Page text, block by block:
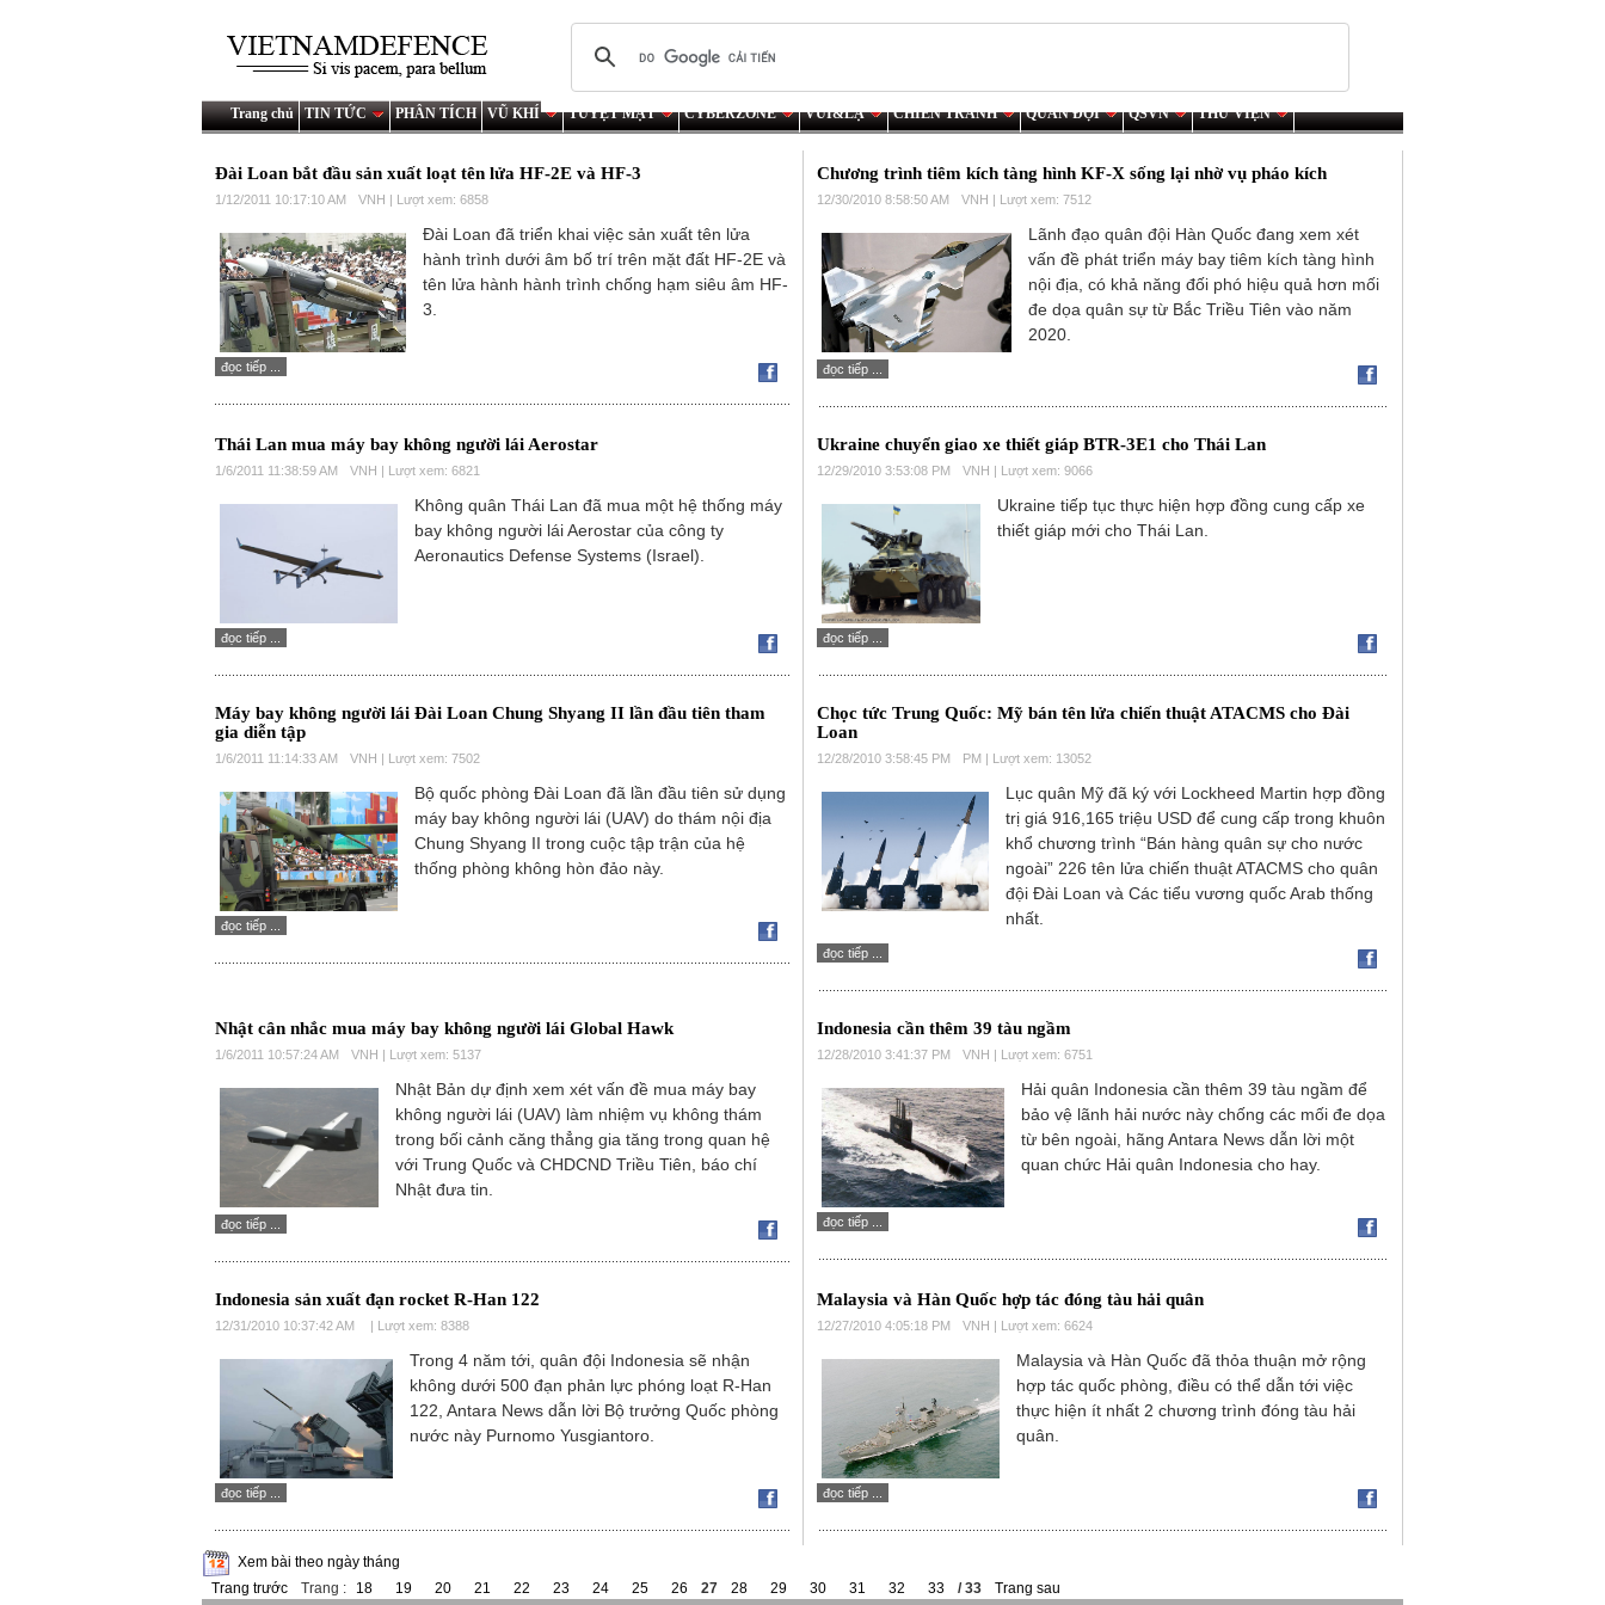
Trang chủ TIN TỨC PHÂN TÍCH VŨ KHÍ TUYỆT MẬT CYBERZONE VUI&LẠ CHIẾN TRANH QUÂN ĐỘI QSVN THƯ VIỆN
Đài Loan bắt đầu sản xuất loạt tên lửa HF-2E và HF-3
1/12/2011 10:17:10 AM VNH | Lượt xem: 6858
Đài Loan đã triển khai việc sản xuất tên lửa
hành trình dưới âm bố trí trên mặt đất HF-2E và
tên lửa hành hành trình chống hạm siêu âm HF-
3.
đọc tiếp ...
Chương trình tiêm kích tàng hình KF-X sống lại nhờ vụ pháo kích
12/30/2010 8:58:50 AM VNH | Lượt xem: 7512
Lãnh đạo quân đội Hàn Quốc đang xem xét
vấn đề phát triển máy bay tiêm kích tàng hình
nội địa, có khả năng đối phó hiệu quả hơn mối
đe dọa quân sự từ Bắc Triều Tiên vào năm
2020.
đọc tiếp ...
Thái Lan mua máy bay không người lái Aerostar
1/6/2011 11:38:59 AM VNH | Lượt xem: 6821
Không quân Thái Lan đã mua một hệ thống máy
bay không người lái Aerostar của công ty
Aeronautics Defense Systems (Israel).
đọc tiếp ...
Ukraine chuyển giao xe thiết giáp BTR-3E1 cho Thái Lan
12/29/2010 3:53:08 PM VNH | Lượt xem: 9066
Ukraine tiếp tục thực hiện hợp đồng cung cấp xe
thiết giáp mới cho Thái Lan.
đọc tiếp ...
Máy bay không người lái Đài Loan Chung Shyang II lần đầu tiên tham
gia diễn tập
1/6/2011 11:14:33 AM VNH | Lượt xem: 7502
Bộ quốc phòng Đài Loan đã lần đầu tiên sử dụng
máy bay không người lái (UAV) do thám nội địa
Chung Shyang II trong cuộc tập trận của hệ
thống phòng không hòn đảo này.
đọc tiếp ...
Chọc tức Trung Quốc: Mỹ bán tên lửa chiến thuật ATACMS cho Đài
Loan
12/28/2010 3:58:45 PM PM | Lượt xem: 13052
Lục quân Mỹ đã ký với Lockheed Martin hợp đồng
trị giá 916,165 triệu USD để cung cấp trong khuôn
khổ chương trình “Bán hàng quân sự cho nước
ngoài” 226 tên lửa chiến thuật ATACMS cho quân
đội Đài Loan và Các tiểu vương quốc Arab thống
nhất.
đọc tiếp ...
Nhật cân nhắc mua máy bay không người lái Global Hawk
1/6/2011 10:57:24 AM VNH | Lượt xem: 5137
Nhật Bản dự định xem xét vấn đề mua máy bay
không người lái (UAV) làm nhiệm vụ không thám
trong bối cảnh căng thẳng gia tăng trong quan hệ
với Trung Quốc và CHDCND Triều Tiên, báo chí
Nhật đưa tin.
đọc tiếp ...
Indonesia cần thêm 39 tàu ngầm
12/28/2010 3:41:37 PM VNH | Lượt xem: 6751
Hải quân Indonesia cần thêm 39 tàu ngầm để
bảo vệ lãnh hải nước này chống các mối đe dọa
từ bên ngoài, hãng Antara News dẫn lời một
quan chức Hải quân Indonesia cho hay.
đọc tiếp ...
Indonesia sản xuất đạn rocket R-Han 122
12/31/2010 10:37:42 AM | Lượt xem: 8388
Trong 4 năm tới, quân đội Indonesia sẽ nhận
không dưới 500 đạn phản lực phóng loạt R-Han
122, Antara News dẫn lời Bộ trưởng Quốc phòng
nước này Purnomo Yusgiantoro.
đọc tiếp ...
Malaysia và Hàn Quốc hợp tác đóng tàu hải quân
12/27/2010 4:05:18 PM VNH | Lượt xem: 6624
Malaysia và Hàn Quốc đã thỏa thuận mở rộng
hợp tác quốc phòng, điều có thể dẫn tới việc
thực hiện ít nhất 2 chương trình đóng tàu hải
quân.
đọc tiếp ...
Xem bài theo ngày tháng
Trang trước
Trang : 18 19 20 21 22 23 24 25 26 27 28 29 30 31 32 33 / 33 Trang sau